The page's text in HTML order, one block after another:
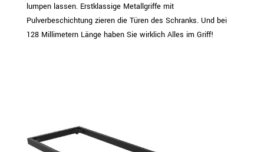
lumpen lassen. Erstklassige Metallgriffe mit
Pulverbeschichtung zieren die Türen des Schranks. Und bei
128 Millimetern Länge haben Sie wirklich Alles im Griff!